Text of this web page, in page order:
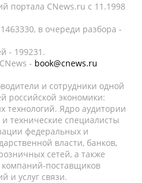
портала CNews.ru c 11.1998
в очереди разбора -
- 199231.
- book@cnews.ru
и сотрудники одной
российской экономики:
Ядро аудитории
технические специалисты
федеральных и
власти, банков,
сетей, а также
компаний-поставщиков
и услуг связи.